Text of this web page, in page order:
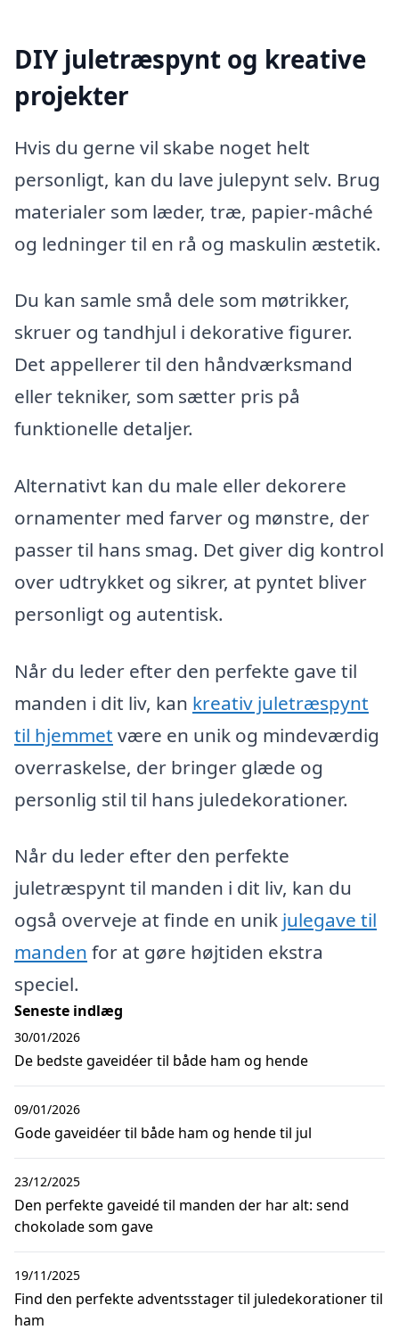
DIY juletræspynt og kreative
projekter
Hvis du gerne vil skabe noget helt
personligt, kan du lave julepynt selv. Brug
materialer som læder, træ, papier-mâché
og ledninger til en rå og maskulin æstetik.
Du kan samle små dele som møtrikker,
skruer og tandhjul i dekorative figurer.
Det appellerer til den håndværksmand
eller tekniker, som sætter pris på
funktionelle detaljer.
Alternativt kan du male eller dekorere
ornamenter med farver og mønstre, der
passer til hans smag. Det giver dig kontrol
over udtrykket og sikrer, at pyntet bliver
personligt og autentisk.
Når du leder efter den perfekte gave til
manden i dit liv, kan kreativ juletræspynt
til hjemmet være en unik og mindeværdig
overraskelse, der bringer glæde og
personlig stil til hans juledekorationer.
Når du leder efter den perfekte
juletræspynt til manden i dit liv, kan du
også overveje at finde en unik julegave til
manden for at gøre højtiden ekstra
speciel.
Seneste indlæg
De bedste gaveidéer til både ham og hende
30/01/2026
Gode gaveidéer til både ham og hende til jul
09/01/2026
Den perfekte gaveidé til manden der har alt: send
chokolade som gave
23/12/2025
Find den perfekte adventsstager til juledekorationer til
ham
19/11/2025